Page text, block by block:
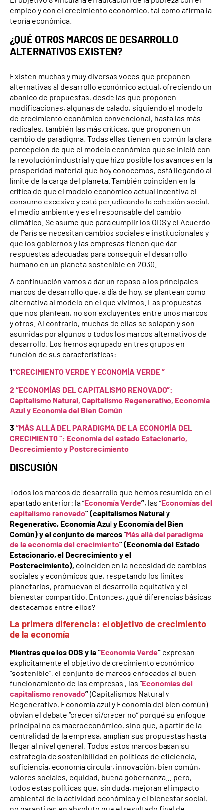
empleo y con el crecimiento económico, tal como afirma la
teoría económica.
¿QUÉ OTROS MARCOS DE DESARROLLO
ALTERNATIVOS EXISTEN?
Existen muchas y muy diversas voces que proponen
alternativas al desarrollo económico actual, ofreciendo un
abanico de propuestas, desde las que proponen
modificaciones, algunas de calado, siguiendo el modelo
de crecimiento económico convencional, hasta las más
radicales, también las más críticas, que proponen un
cambio de paradigma. Todas ellas tienen en común la clara
percepción de que el modelo económico que se inició con
la revolución industrial y que hizo posible los avances en la
prosperidad material que hoy conocemos, está llegando al
límite de la carga del planeta. También coinciden en la
crítica de que el modelo económico actual incentiva el
consumo excesivo y está perjudicando la cohesión social,
el medio ambiente y es el responsable del cambio
climático. Se asume que para cumplir los ODS y el Acuerdo
de París se necesitan cambios sociales e institucionales y
que los gobiernos y las empresas tienen que dar
respuestas adecuadas para conseguir el desarrollo
humano en un planeta sostenible en 2030.
A continuación vamos a dar un repaso a los principales
marcos de desarrollo que, a día de hoy, se plantean como
alternativa al modelo en el que vivimos. Las propuestas
que nos plantean, no son excluyentes entre unos marcos
y otros. Al contrario, muchas de ellas se solapan y son
asumidas por algunos o todos los marcos alternativos de
desarrollo. Los hemos agrupado en tres grupos en
función de sus características:
1“CRECIMIENTO VERDE Y ECONOMÍA VERDE ”
2 “ECONOMÍAS DEL CAPITALISMO RENOVADO”:
Capitalismo Natural, Capitalismo Regenerativo, Economía
Azul y Economía del Bien Común
3 “MÁS ALLÁ DEL PARADIGMA DE LA ECONOMÍA DEL
CRECIMIENTO “: Economía del estado Estacionario,
Decrecimiento y Postcrecimiento
DISCUSIÓN
Todos los marcos de desarrollo que hemos resumido en el
apartado anterior: la “Economía Verde”, las “Economías del
capitalismo renovado” (capitalismos Natural y
Regenerativo, Economía Azul y Economía del Bien
Común) y el conjunto de marcos“Más allá del paradigma
de la economía del crecimiento”(Economía del Estado
Estacionario, el Decrecimiento y el
Postcrecimiento), coinciden en la necesidad de cambios
sociales y económicos que, respetando los limites
planetarios, promuevan el desarrollo equitativo y el
bienestar compartido. Entonces, ¿qué diferencias básicas
destacamos entre ellos?
La primera diferencia: el objetivo de crecimiento
de la economía
Mientras que los ODS y la “Economía Verde” expresan
explícitamente el objetivo de crecimiento económico
“sostenible”, el conjunto de marcos enfocados al buen
funcionamiento de las empresas , las “Economías del
capitalismo renovado”(Capitalismos Natural y
Regenerativo, Economía azul y Economía del bien común)
obvian el debate “crecer si/crecer no” porqué su enfoque
principal no es macroeconómico, sino que, a partir de la
centralidad de la empresa, amplían sus propuestas hasta
llegar al nivel general. Todos estos marcos basan su
estrategia de sostenibilidad en políticas de eficiencia,
suficiencia, economía circular, innovación, bien común,
valores sociales, equidad, buena gobernanza… pero,
todos estas políticas que, sin duda, mejoran el impacto
ambiental de la actividad económica y el bienestar social,